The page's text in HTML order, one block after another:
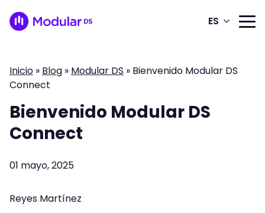
ES
Inicio » Blog » Modular DS » Bienvenido Modular DS
Connect
Bienvenido Modular DS
Connect
01 mayo, 2025
Reyes Martínez